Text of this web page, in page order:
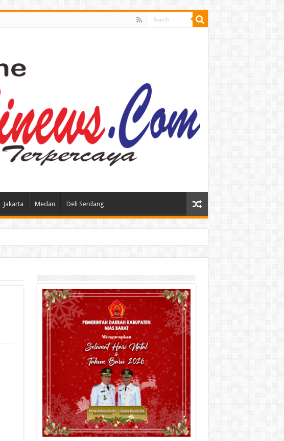
Jakarta Medan Deli Serdang